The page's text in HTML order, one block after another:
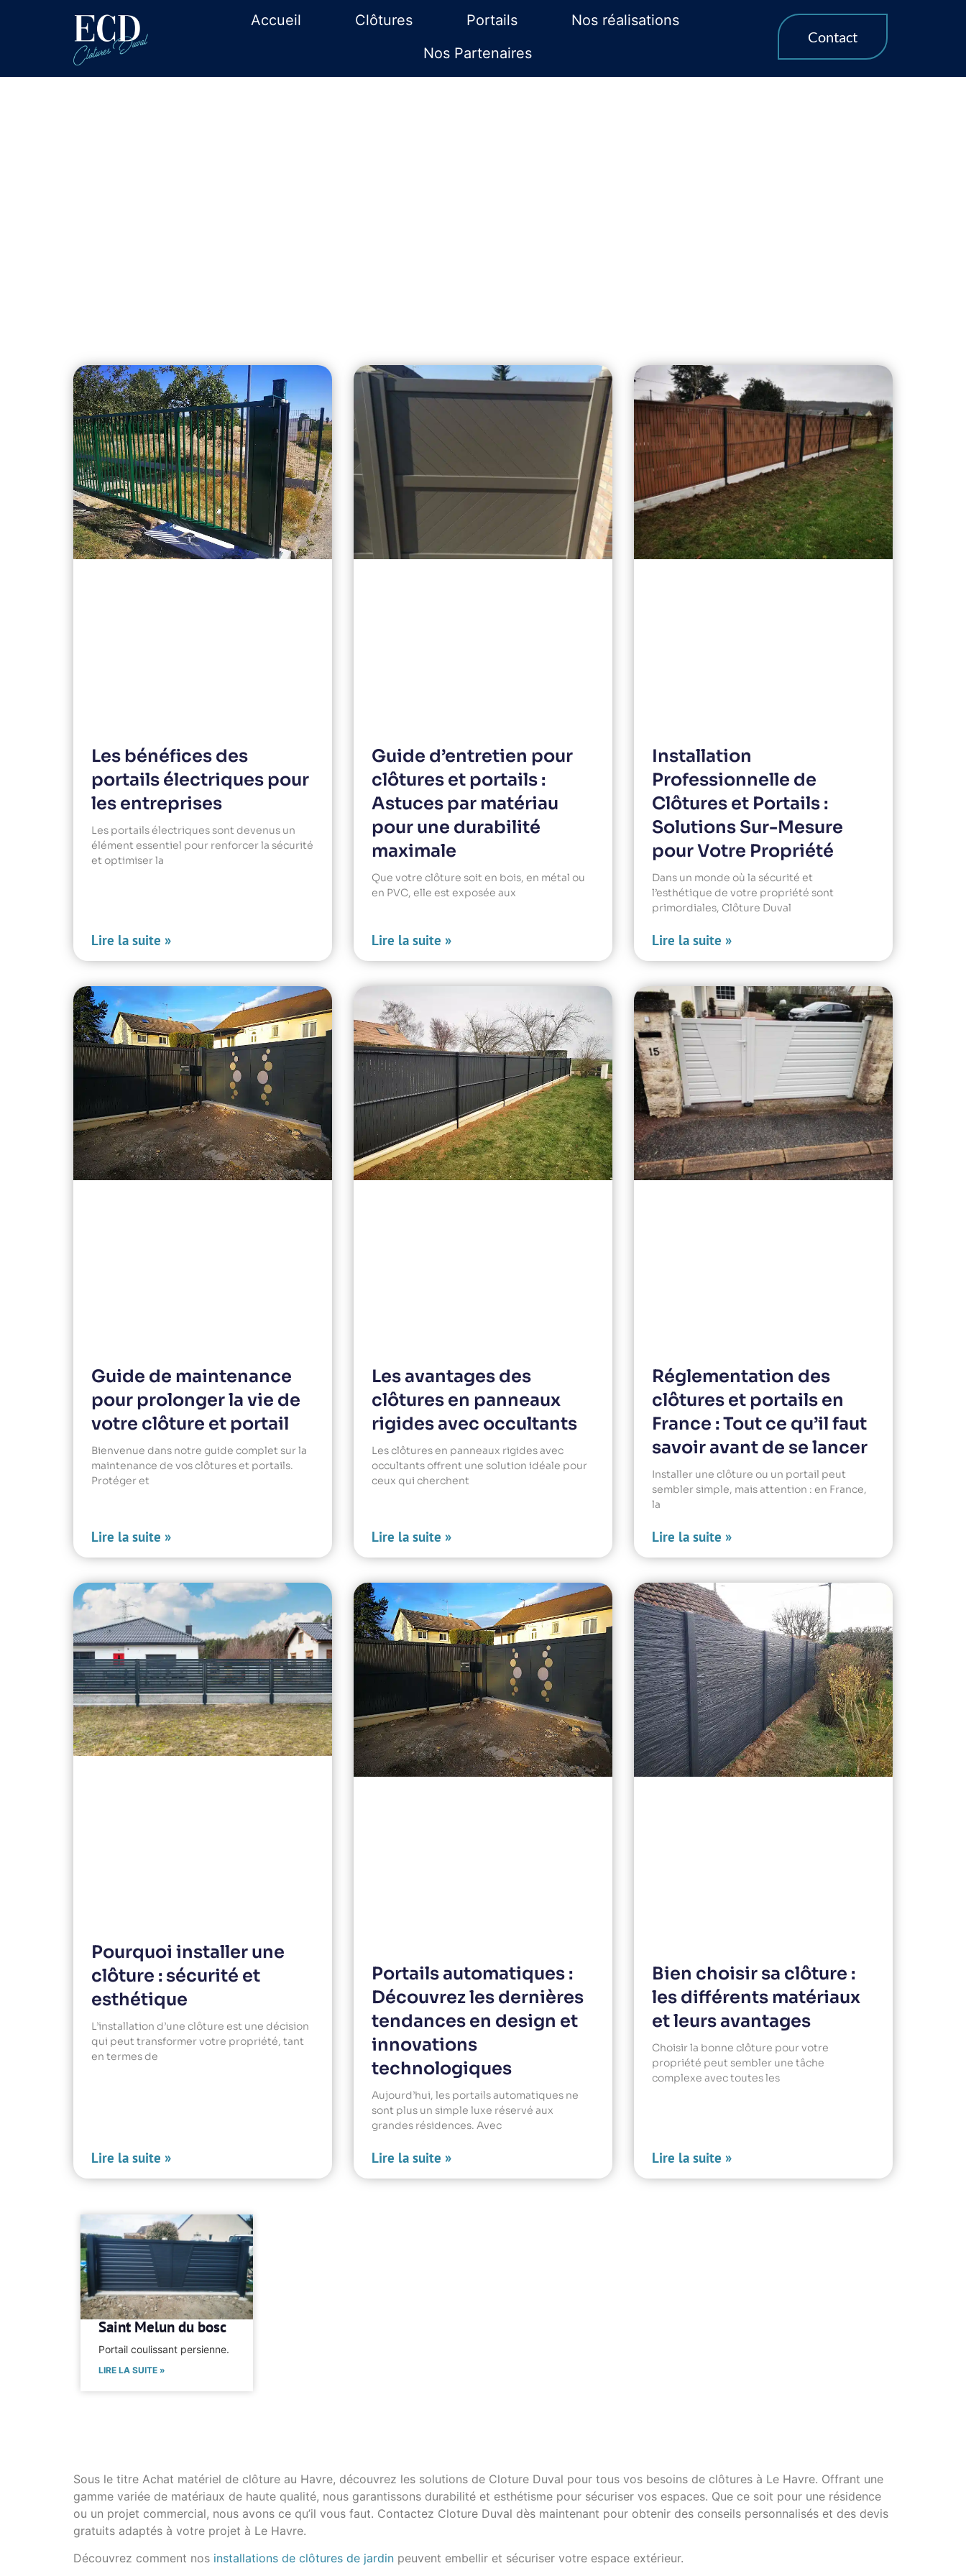
Accueil Clôtures Portails
Nos réalisations
Nos Partenaires
Contact
Les bénéfices des
portails électriques pour
les entreprises
Les portails électriques sont devenus un
élément essentiel pour renforcer la sécurité
et optimiser la
Lire la suite »
Guide d’entretien pour
clôtures et portails :
Astuces par matériau
pour une durabilité
maximale
Que votre clôture soit en bois, en métal ou
en PVC, elle est exposée aux
Lire la suite »
Installation
Professionnelle de
Clôtures et Portails :
Solutions Sur-Mesure
pour Votre Propriété
Dans un monde où la sécurité et
l’esthétique de votre propriété sont
primordiales, Clôture Duval
Lire la suite »
Guide de maintenance
pour prolonger la vie de
votre clôture et portail
Bienvenue dans notre guide complet sur la
maintenance de vos clôtures et portails.
Protéger et
Lire la suite »
Les avantages des
clôtures en panneaux
rigides avec occultants
Les clôtures en panneaux rigides avec
occultants offrent une solution idéale pour
ceux qui cherchent
Lire la suite »
Réglementation des
clôtures et portails en
France : Tout ce qu’il faut
savoir avant de se lancer
Installer une clôture ou un portail peut
sembler simple, mais attention : en France,
la
Lire la suite »
Pourquoi installer une
clôture : sécurité et
esthétique
L’installation d’une clôture est une décision
qui peut transformer votre propriété, tant
en termes de
Lire la suite »
Portails automatiques :
Découvrez les dernières
tendances en design et
innovations
technologiques
Aujourd’hui, les portails automatiques ne
sont plus un simple luxe réservé aux
grandes résidences. Avec
Lire la suite »
Bien choisir sa clôture :
les différents matériaux
et leurs avantages
Choisir la bonne clôture pour votre
propriété peut sembler une tâche
complexe avec toutes les
Lire la suite »
Saint Melun du bosc
Portail coulissant persienne.
LIRE LA SUITE »
Sous le titre Achat matériel de clôture au Havre, découvrez les solutions de Cloture Duval pour tous vos besoins de clôtures à Le Havre. Offrant une
gamme variée de matériaux de haute qualité, nous garantissons durabilité et esthétisme pour sécuriser vos espaces. Que ce soit pour une résidence
ou un projet commercial, nous avons ce qu’il vous faut. Contactez Cloture Duval dès maintenant pour obtenir des conseils personnalisés et des devis
gratuits adaptés à votre projet à Le Havre.
Découvrez comment nos installations de clôtures de jardin peuvent embellir et sécuriser votre espace extérieur.